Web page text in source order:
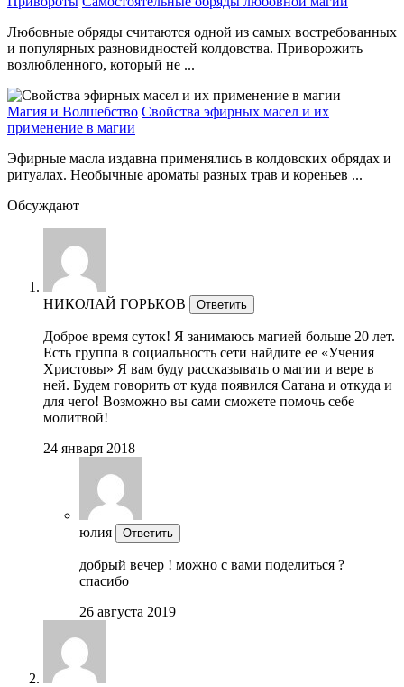
Любовные обряды считаются одной из самых востребованных
и популярных разновидностей колдовства. Приворожить
возлюбленного, который не ...
Магия и Волшебство Свойства эфирных масел и их
применение в магии
Эфирные масла издавна применялись в колдовских обрядах и
ритуалах. Необычные ароматы разных трав и кореньев ...
Обсуждают
НИКОЛАЙ ГОРЬКОВ Ответить
Доброе время суток! Я занимаюсь магией больше 20 лет.
Есть группа в социальность сети найдите ее «Учения
Христовы» Я вам буду рассказывать о магии и вере в
ней. Будем говорить от куда появился Сатана и откуда и
для чего! Возможно вы сами сможете помочь себе
молитвой!
24 января 2018
юлия Ответить
добрый вечер ! можно с вами поделиться ?
спасибо
26 августа 2019